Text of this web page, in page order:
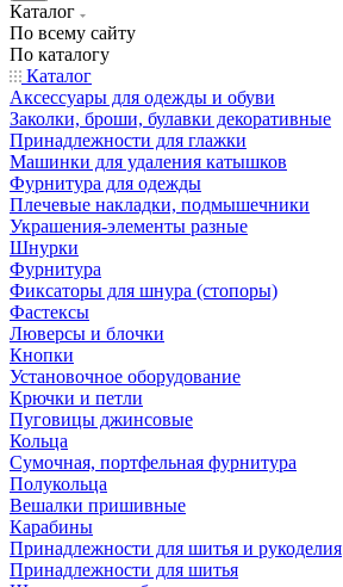
Каталог
По всему сайту
По каталогу
Каталог
Аксессуары для одежды и обуви
Заколки, броши, булавки декоративные
Принадлежности для глажки
Машинки для удаления катышков
Фурнитура для одежды
Плечевые накладки, подмышечники
Украшения-элементы разные
Шнурки
Фурнитура
Фиксаторы для шнура (стопоры)
Фастексы
Люверсы и блочки
Кнопки
Установочное оборудование
Крючки и петли
Пуговицы джинсовые
Кольца
Сумочная, портфельная фурнитура
Полукольца
Вешалки пришивные
Карабины
Принадлежности для шитья и рукоделия
Принадлежности для шитья